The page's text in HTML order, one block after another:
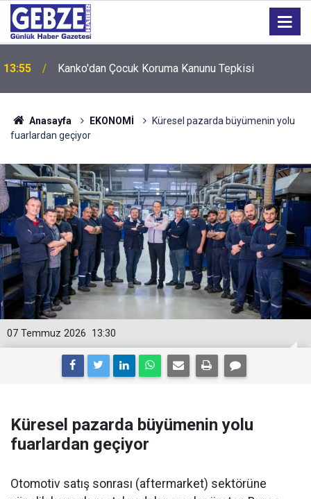
12:55
İzmit 95 Ebeveyn Buluşmaları başlıyor
Anasayfa EKONOMİ
Küresel pazarda büyümenin yolu
fuarlardan geçiyor
13:30
07 Temmuz 2026
Küresel pazarda büyümenin yolu
fuarlardan geçiyor
Otomotiv satış sonrası (aftermarket) sektörüne